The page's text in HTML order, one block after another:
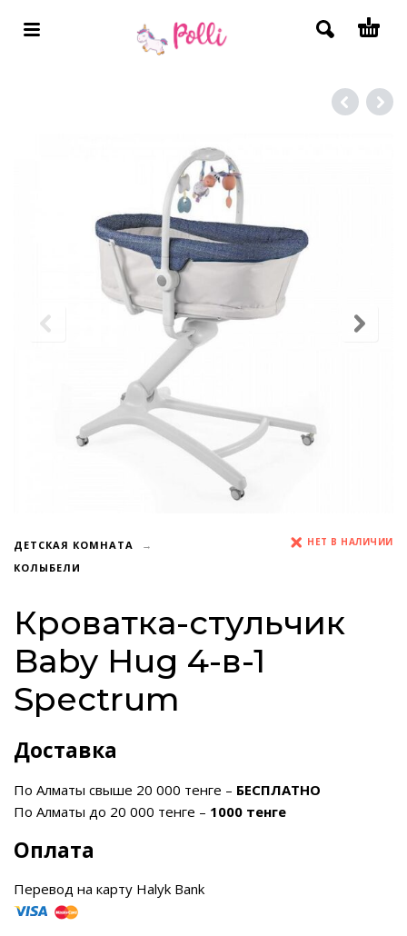
ДЕТСКАЯ КОМНАТА
КОЛЫБЕЛИ
НЕТ В НАЛИЧИИ
Кроватка-стульчик
Baby Hug 4-в-1
Spectrum
Доставка
По Алматы свыше 20 000 тенге – БЕСПЛАТНО
По Алматы до 20 000 тенге – 1000 тенге
Оплата
Перевод на карту Halyk Bank